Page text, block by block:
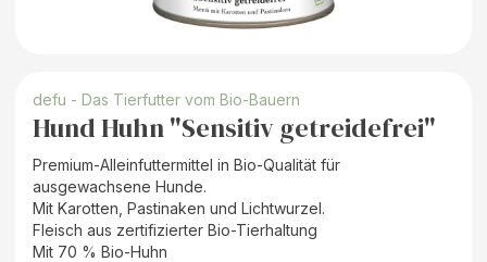
defu - Das Tierfutter vom Bio-Bauern
Hund Huhn "Sensitiv getreidefrei"
Premium-Alleinfuttermittel in Bio-Qualität für
ausgewachsene Hunde.
Mit Karotten, Pastinaken und Lichtwurzel.
Fleisch aus zertifizierter Bio-Tierhaltung
Mit 70 % Bio-Huhn